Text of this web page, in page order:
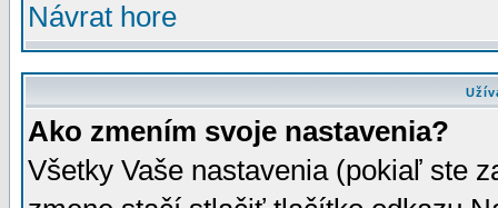
Návrat hore
Ako zmením svoje nastavenia?
Všetky Vaše nastavenia (pokiaľ ste